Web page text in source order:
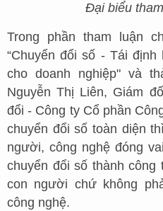
Đại biểu
Trong phần tham luận
“Chuyển đổi số - Tái
cho doanh nghiệp" và
Nguyễn Thị Liên, Giám
đổi - Công ty Cổ phần
chuyển đổi số toàn diện
người, công nghệ đóng
chuyển đổi số thành
con người chứ không
công nghệ.